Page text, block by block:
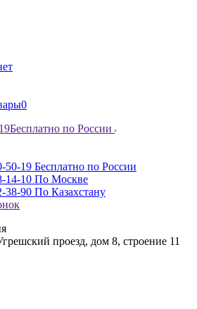
0
Бесплатно по России
50-19 Бесплатно по России
14-10 По Москве
38-90 По Казахстану
проезд, дом 8, строение 11